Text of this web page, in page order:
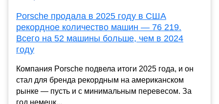
Porsche продала в 2025 году в США
рекордное количество машин — 76 219.
Всего на 52 машины больше, чем в 2024
году
Компания Porsche подвела итоги 2025 года, и он
стал для бренда рекордным на американском
рынке — пусть и с минимальным перевесом. За
год немецк...